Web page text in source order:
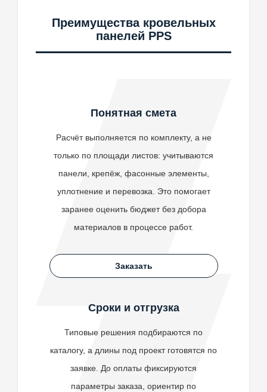
Преимущества кровельных
панелей PPS
Понятная смета
Расчёт выполняется по комплекту, а не
только по площади листов: учитываются
панели, крепёж, фасонные элементы,
уплотнение и перевозка. Это помогает
заранее оценить бюджет без добора
материалов в процессе работ.
Заказать
Сроки и отгрузка
Типовые решения подбираются по
каталогу, а длины под проект готовятся по
заявке. До оплаты фиксируются
параметры заказа, ориентир по